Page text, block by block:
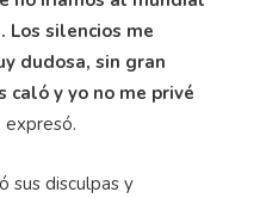
Los silencios me
dudosa, sin gran
caló y yo no me privé
, expresó.
sus disculpas y